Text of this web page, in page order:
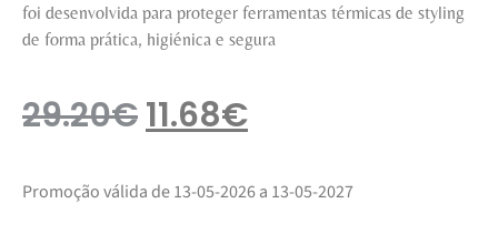
foi desenvolvida para proteger ferramentas térmicas de styling
de forma prática, higiénica e segura
29.20€11.68€
Promoção válida de 13-05-2026 a 13-05-2027